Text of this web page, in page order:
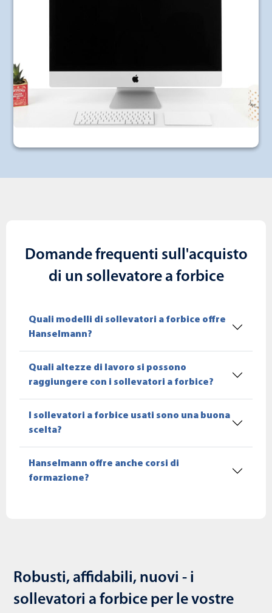
Domande frequenti sull'acquisto
di un sollevatore a forbice
Quali modelli di sollevatori a forbice offre
Hanselmann?
Quali altezze di lavoro si possono
raggiungere con i sollevatori a forbice?
I sollevatori a forbice usati sono una buona
scelta?
Hanselmann offre anche corsi di
formazione?
Robusti, affidabili, nuovi - i
sollevatori a forbice per le vostre